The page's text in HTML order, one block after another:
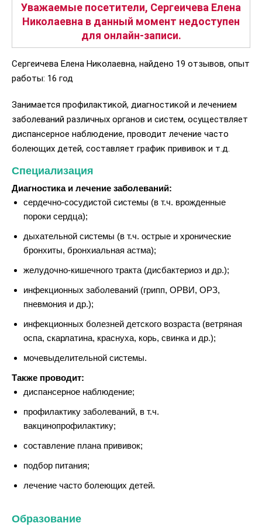
Уважаемые посетители, Сергеичева Елена
Николаевна в данный момент недоступен
для онлайн-записи.
Сергеичева Елена Николаевна, найдено 19 отзывов, опыт
работы: 16 год
Занимается профилактикой, диагностикой и лечением
заболеваний различных органов и систем, осуществляет
диспансерное наблюдение, проводит лечение часто
болеющих детей, составляет график прививок и т.д.
Специализация
Диагностика и лечение заболеваний:
сердечно-сосудистой системы (в т.ч. врожденные
пороки сердца);
дыхательной системы (в т.ч. острые и хронические
бронхиты, бронхиальная астма);
желудочно-кишечного тракта (дисбактериоз и др.);
инфекционных заболеваний (грипп, ОРВИ, ОРЗ,
пневмония и др.);
инфекционных болезней детского возраста (ветряная
оспа, скарлатина, краснуха, корь, свинка и др.);
мочевыделительной системы.
Также проводит:
диспансерное наблюдение;
профилактику заболеваний, в т.ч.
вакцинопрофилактику;
составление плана прививок;
подбор питания;
лечение часто болеющих детей.
Образование